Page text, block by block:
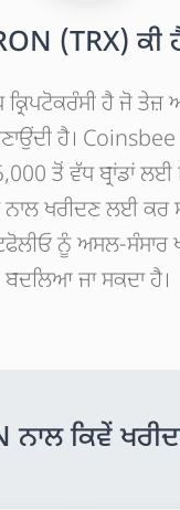
(TRX) ਕੀ
ਕ੍ਰਿਪਟੋਕਰੰਸੀ ਹੈ ਜੋ
ਹੈ।
ਤੋਂ ਵੱਧ ਬ੍ਰਾਂਡਾਂ
ਖਰੀਦਣ ਲਈ ਕਰ
ਨੂੰ ਅਸਲ-ਸੰਸਾਰ
ਬਦਲਿਆ ਜਾ ਸਕਦਾ ਹੈ।
ਨਾਲ ਕਿਵੇਂ